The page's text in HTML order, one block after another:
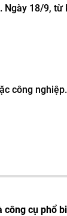
. Ngày 18/9, từ
công nghiệp.
công cụ phổ